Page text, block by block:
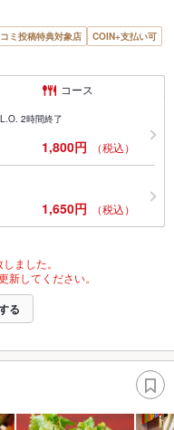
ミ投稿特典対象店
COIN+支払い可
コース
2時間終了
1,800円 （税込）
1,650円 （税込）
ました。
してください。
る